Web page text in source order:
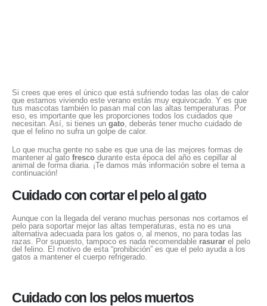
Si crees que eres el único que está sufriendo todas las olas de calor
que estamos viviendo este verano estás muy equivocado. Y es que
tus mascotas también lo pasan mal con las altas temperaturas. Por
eso, es importante que les proporciones todos los cuidados que
necesitan. Así, si tienes ungato , deberás tener mucho cuidado de
que el felino no sufra un golpe de calor.
Lo que mucha gente no sabe es que una de las mejores formas de
mantener al gato fresco durante esta época del año es cepillar al
animal de forma diaria. ¡Te damos más información sobre el tema a
continuación!
Cuidado con cortar el pelo al gato
Aunque con la llegada del verano muchas personas nos cortamos el
pelo para soportar mejor las altas temperaturas, esta no es una
alternativa adecuada para los gatos o, al menos, no para todas las
razas. Por supuesto, tampoco es nada recomendable rasurar el pelo
del felino. El motivo de esta “prohibición” es que el pelo ayuda a los
gatos a mantener el cuerpo refrigerado.
Cuidado con los pelos muertos